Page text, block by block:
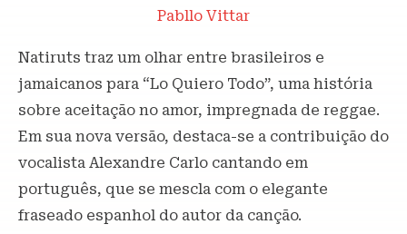
Pabllo Vittar
Natiruts traz um olhar entre brasileiros e
jamaicanos para “Lo Quiero Todo”, uma história
sobre aceitação no amor, impregnada de reggae.
Em sua nova versão, destaca-se a contribuição do
vocalista Alexandre Carlo cantando em
português, que se mescla com o elegante
fraseado espanhol do autor da canção.